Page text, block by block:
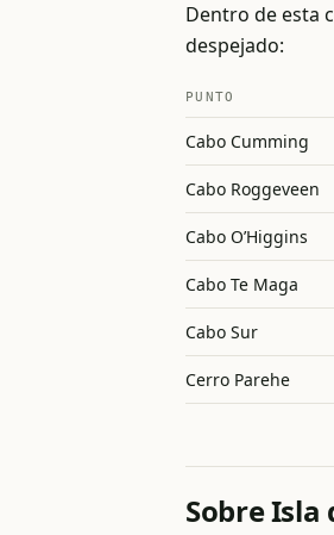
Dentro de esta
despejado:
PUNTO
Cabo Cumming
Cabo Roggeveen
Cabo O’Higgins
Cabo Te Maga
Cabo Sur
Cerro Parehe
Sobre Isla